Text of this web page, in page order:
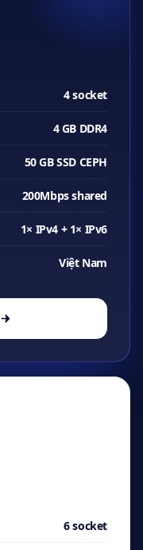
4 socket
4 GB DDR4
50 GB SSD CEPH
200Mbps shared
1× IPv4 + 1× IPv6
Việt Nam
6 socket